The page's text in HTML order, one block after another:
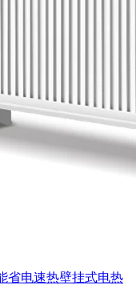
省电速热壁挂式电热